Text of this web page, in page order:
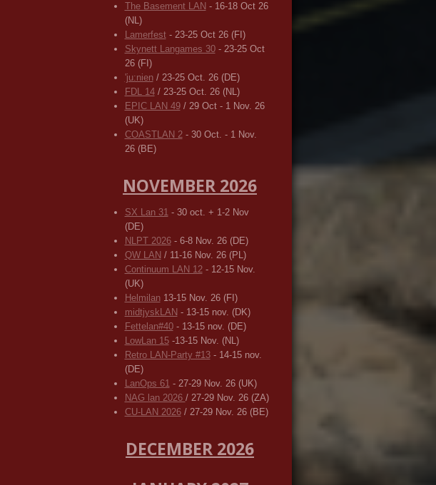
The Basement LAN - 16-18 Oct 26
(NL)
Lamerfest- 23-25 Oct 26 (FI)
Skynett Langames 30- 23-25 Oct
26 (FI)
'ju:nien/ 23-25 Oct. 26 (DE)
FDL 14/ 23-25 Oct. 26 (NL)
EPIC LAN 49/ 29 Oct - 1 Nov. 26
(UK)
COASTLAN 2- 30 Oct. - 1 Nov.
26 (BE)
NOVEMBER 2026
SX Lan 31- 30 oct. + 1-2 Nov
(DE)
NLPT 2026- 6-8 Nov. 26 (DE)
QW LAN / 11-16 Nov. 26 (PL)
Continuum LAN 12- 12-15 Nov.
(UK)
Helmilan13-15 Nov. 26 (FI)
midtjyskLAN - 13-15 nov. (DK)
Fettelan#40- 13-15 nov. (DE)
LowLan 15-13-15 Nov. (NL)
Retro LAN-Party #13- 14-15 nov.
(DE)
LanOps 61- 27-29 Nov. 26 (UK)
NAG lan 2026 / 27-29 Nov. 26 (ZA)
CU-LAN 2026/ 27-29 Nov. 26 (BE)
DECEMBER 2026